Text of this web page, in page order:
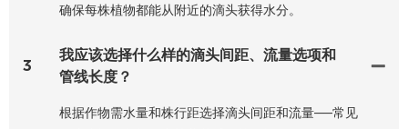
确保每株植物都能从附近的滴头获得水分。
3
我应该选择什么样的滴头间距、流量选项和
管线长度？
根据作物需水量和株行距选择滴头间距和流量——常见